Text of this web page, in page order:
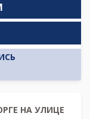
НА УЛИЦЕ